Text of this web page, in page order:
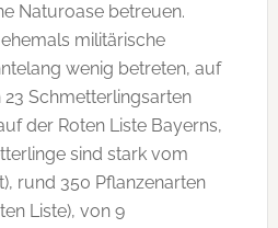
Naturoase betreuen.
militärische
wenig betreten, auf
Schmetterlingsarten
der Roten Liste Bayerns,
sind stark vom
rund 350 Pflanzenarten
Liste), von 9